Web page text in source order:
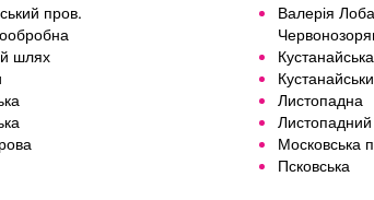
пров.
шлях
Валерія
Кустанайська
Листопадна
Московська
Псковська